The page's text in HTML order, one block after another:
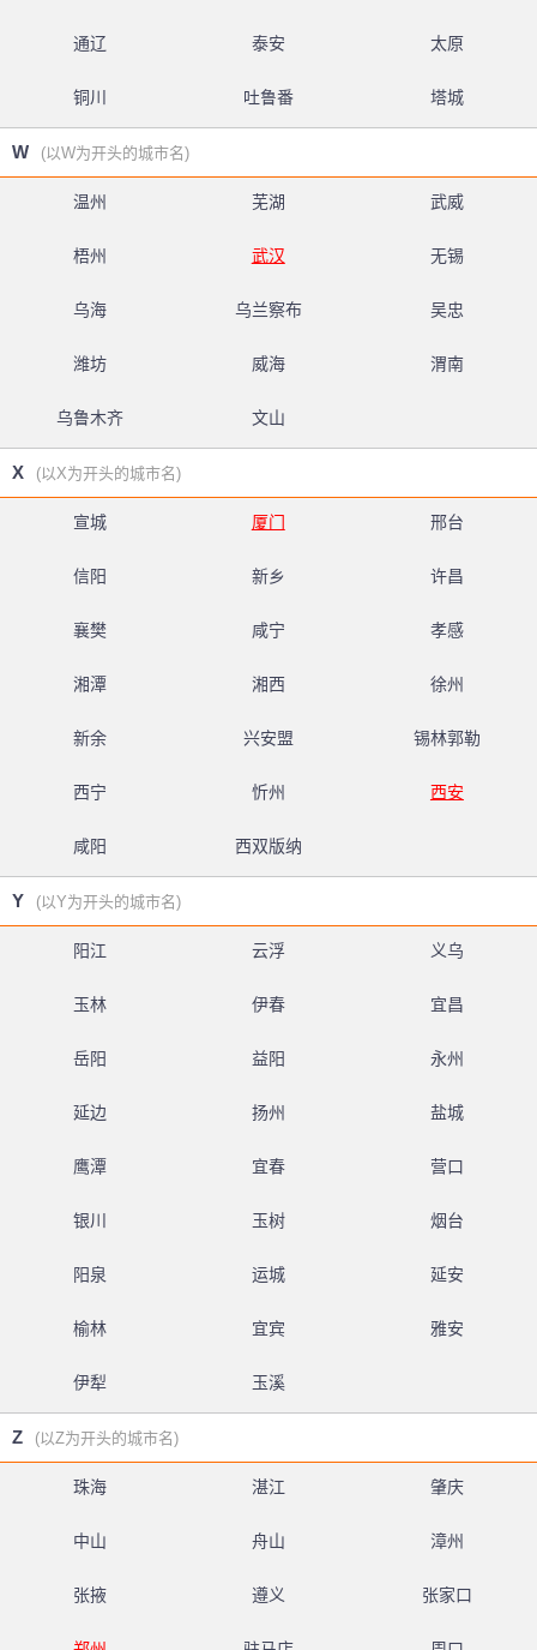
通辽 泰安 太原
铜川 吐鲁番 塔城
W (以W为开头的城市名)
温州 芜湖 武威
梧州 武汉 无锡
乌海 乌兰察布 吴忠
潍坊 威海 渭南
乌鲁木齐 文山
X (以X为开头的城市名)
宣城 厦门 邢台
信阳 新乡 许昌
襄樊 咸宁 孝感
湘潭 湘西 徐州
新余 兴安盟 锡林郭勒
西宁 忻州 西安
咸阳 西双版纳
Y (以Y为开头的城市名)
阳江 云浮 义乌
玉林 伊春 宜昌
岳阳 益阳 永州
延边 扬州 盐城
鹰潭 宜春 营口
银川 玉树 烟台
阳泉 运城 延安
榆林 宜宾 雅安
伊犁 玉溪
Z (以Z为开头的城市名)
珠海 湛江 肇庆
中山 舟山 漳州
张掖 遵义 张家口